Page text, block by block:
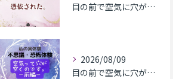
目の前で空気に穴が空いた(続編)大きな炎が現れて憑依された。
2026/08/09
目の前で​空気に穴が空いた(前編)